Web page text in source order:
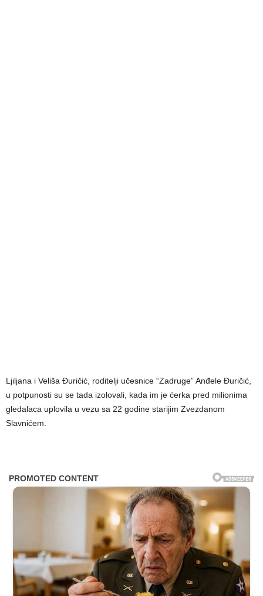
Ljiljana i Veliša Đuričić, roditelji učesnice “Zadruge” Anđele Đuričić,
u potpunosti su se tada izolovali, kada im je ćerka pred milionima
gledalaca uplovila u vezu sa 22 godine starijim Zvezdanom
Slavnićem.